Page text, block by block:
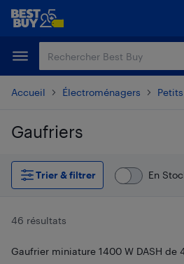
Passer
principal
Passer
Accueil Électroménagers
Gaufriers
Passer aux résultats
Trier & filtrer
En
46 résultats
Gaufrier miniature 1400 W DASH de